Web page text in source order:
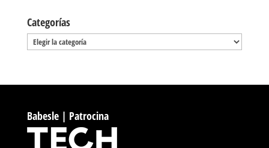
Categorías
Categorías
Babesle | Patrocina